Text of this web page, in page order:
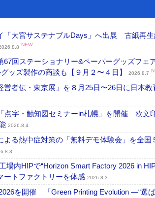
大宮サステナブルDays」へ出展 古紙再
NEW
回ステーショナリー&ペーパーグッズフェ
ッズ製作の商談も【９月２〜４日】
2026.8.7
者伝・東京展」を８月25日〜26日に日本
字・触知図セミナーin札幌」を開催 欧文
2026.8.4
る熱中症対策の「無料デモ体験会」を全
場内HIPで“Horizon Smart Factory 2026 in
ートファクトリーを体感 2026.8.3
を開催 「Green Printing Evolution ―“選ば